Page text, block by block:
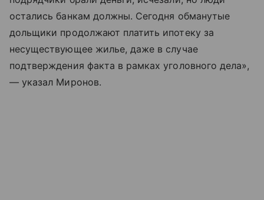
остались банкам должны. Сегодня обманутые
дольщики продолжают платить ипотеку за
несуществующее жилье, даже в случае
подтверждения факта в рамках уголовного дела»,
— указал Миронов.